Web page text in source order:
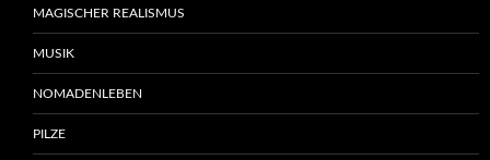
MAGISCHER REALISMUS
MUSIK
NOMADENLEBEN
PILZE